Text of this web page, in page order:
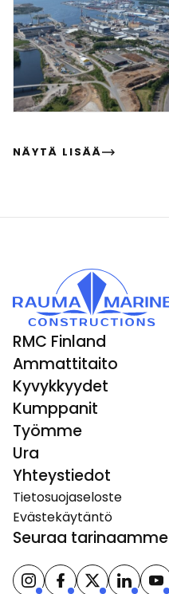
NÄYTÄ LISÄÄ
RMC Finland
Ammattitaito
Kyvykkyydet
Kumppanit
Työmme
Ura
Yhteystiedot
Tietosuojaseloste
Evästekäytäntö
Seuraa tarinaamme